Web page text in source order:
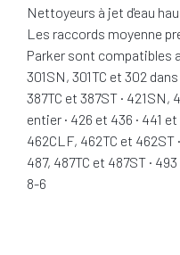
Nettoyeurs à jet d'eau
Les raccords moyenne
Parker sont compatibles
301SN, 301TC et 302
387TC et 387ST · 421SN,
entier · 426 et 436 · 441 et
462CLF, 462TC et 462ST
487, 487TC et 487ST ·
8-6